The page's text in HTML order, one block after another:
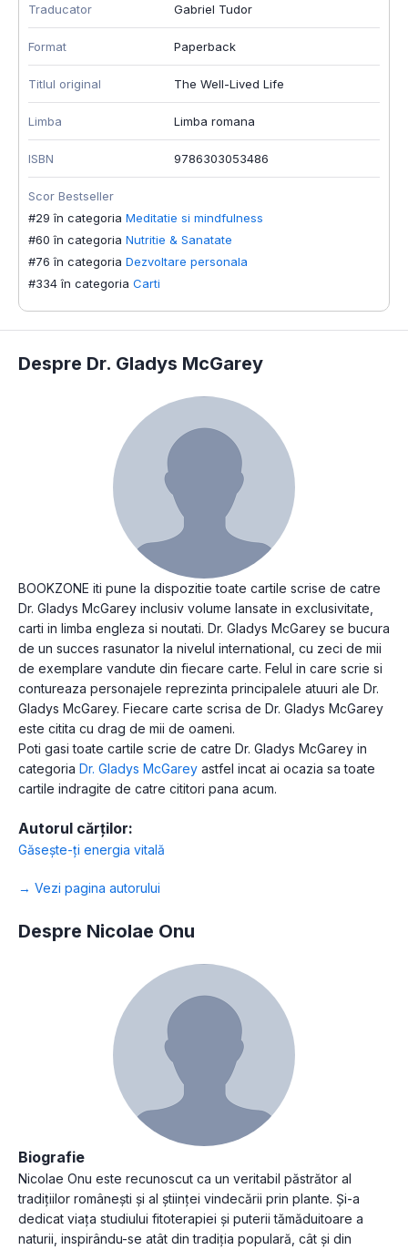
Traducator Gabriel Tudor
Format Paperback
Titlul original The Well-Lived Life
Limba Limba romana
ISBN 9786303053486
Scor Bestseller
#29 în categoria Meditatie si mindfulness
#60 în categoria Nutritie & Sanatate
#76 în categoria Dezvoltare personala
#334 în categoria Carti
Despre Dr. Gladys McGarey
BOOKZONE iti pune la dispozitie toate cartile scrise de catre
Dr. Gladys McGarey inclusiv volume lansate in exclusivitate,
carti in limba engleza si noutati. Dr. Gladys McGarey se bucura
de un succes rasunator la nivelul international, cu zeci de mii
de exemplare vandute din fiecare carte. Felul in care scrie si
contureaza personajele reprezinta principalele atuuri ale Dr.
Gladys McGarey. Fiecare carte scrisa de Dr. Gladys McGarey
este citita cu drag de mii de oameni.
Poti gasi toate cartile scrie de catre Dr. Gladys McGarey in
categoria Dr. Gladys McGarey astfel incat ai ocazia sa toate
cartile indragite de catre cititori pana acum.
Autorul cărților:
Găsește-ți energia vitală
→ Vezi pagina autorului
Despre Nicolae Onu
Biografie
Nicolae Onu este recunoscut ca un veritabil păstrător al
tradițiilor românești și al științei vindecării prin plante. Și-a
dedicat viața studiului fitoterapiei și puterii tămăduitoare a
naturii, inspirându-se atât din tradiția populară, cât și din